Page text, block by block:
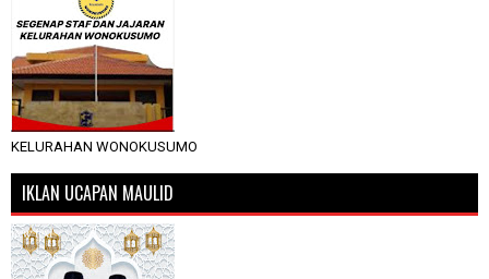
KELURAHAN WONOKUSUMO
IKLAN UCAPAN MAULID